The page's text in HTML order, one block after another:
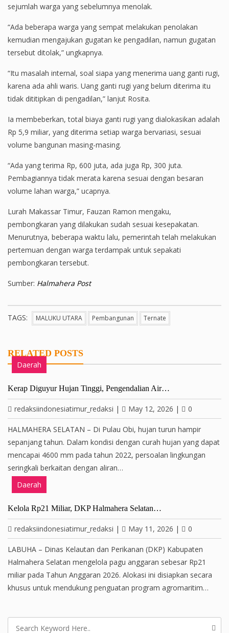
sejumlah warga yang sebelumnya menolak.
“Ada beberapa warga yang sempat melakukan penolakan
kemudian mengajukan gugatan ke pengadilan, namun gugatan
tersebut ditolak,” ungkapnya.
“Itu masalah internal, soal siapa yang menerima uang ganti rugi,
karena ada ahli waris. Uang ganti rugi yang belum diterima itu
tidak dititipkan di pengadilan,” lanjut Rosita.
Ia membeberkan, total biaya ganti rugi yang dialokasikan adalah
Rp 5,9 miliar, yang diterima setiap warga bervariasi, sesuai
volume bangunan masing-masing.
“Ada yang terima Rp, 600 juta, ada juga Rp, 300 juta.
Pembagiannya tidak merata karena sesuai dengan besaran
volume lahan warga,” ucapnya.
Lurah Makassar Timur, Fauzan Ramon mengaku,
pembongkaran yang dilakukan sudah sesuai kesepakatan.
Menurutnya, beberapa waktu lalu, pemerintah telah melakukan
pertemuan dengan warga terdampak untuk sepakati
pembongkaran tersebut.
Sumber: Halmahera Post
TAGS: MALUKU UTARA Pembangunan Ternate
RELATED POSTS
Daerah
Kerap Diguyur Hujan Tinggi, Pengendalian Air…
redaksiindonesiatimur_redaksi | May 12, 2026 | 0
HALMAHERA SELATAN – Di Pulau Obi, hujan turun hampir
sepanjang tahun. Dalam kondisi dengan curah hujan yang dapat
mencapai 4600 mm pada tahun 2022, persoalan lingkungan
seringkali berkaitan dengan aliran…
Daerah
Kelola Rp21 Miliar, DKP Halmahera Selatan…
redaksiindonesiatimur_redaksi | May 11, 2026 | 0
LABUHA – Dinas Kelautan dan Perikanan (DKP) Kabupaten
Halmahera Selatan mengelola pagu anggaran sebesar Rp21
miliar pada Tahun Anggaran 2026. Alokasi ini disiapkan secara
khusus untuk mendukung penguatan program agromaritim…